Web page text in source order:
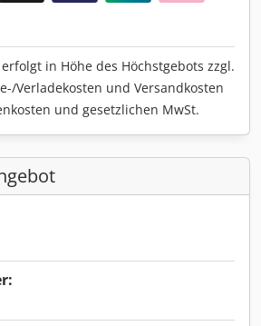
in Höhe des Höchstgebots zzgl.
Verladekosten und Versandkosten
und gesetzlichen MwSt.